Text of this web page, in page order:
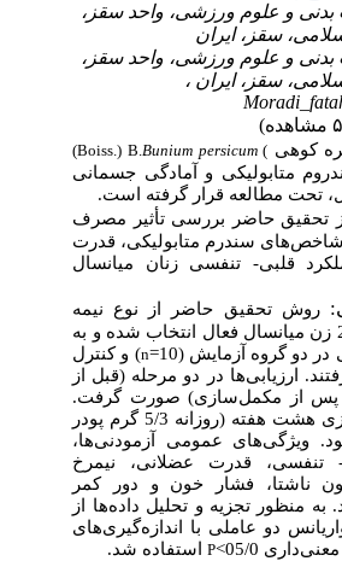
و علوم ورزشی، واحد سقز،
سقز، ایران
و علوم ورزشی، واحد سقز،
سقز، ایران ،
کوهی(
Bunium persicum
(Boiss.) B.
متابولیکی و آمادگی جسمانی
تحت مطالعه قرار گرفته است.
حاضر بررسی تأثیر مصرف
سندرم متابولیکی، قدرت
قلبی- تنفسی زنان میانسال
تحقیق حاضر از نوع نیمه
بود و 20 زن میانسال فعال انتخاب شده و به
گروه آزمایش (10=
n) و کنترل
ارزیابی‌ها در دو مرحله (قبل از
از مکمل‌سازی) صورت گرفت.
دوره مکمل‌سازی هشت هفته (روزانه 5/3 گرم پودر
عمومی آزمودنی‌ها،
قدرت عضلانی، نیمرخ
فشار خون و دور کمر
منظور تجزیه و تحلیل داده‌ها از
دو عاملی با اندازه‌گیری‌های
05/0>
Pاستفاده شد.